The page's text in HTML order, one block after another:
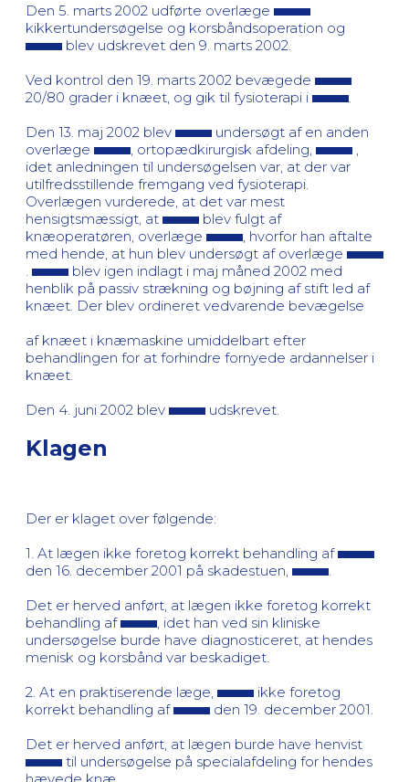
Den 5. marts 2002 udførte overlæge
kikkertundersøgelse og korsbåndsoperation og
blev udskrevet den 9. marts 2002.
Ved kontrol den 19. marts 2002 bevægede
20/80 grader i knæet, og gik til fysioterapi i
Den 13. maj 2002 blev
undersøgt af en anden
overlæge
, ortopædkirurgisk afdeling,
idet anledningen til undersøgelsen var, at der var
utilfredsstillende fremgang ved fysioterapi.
Overlægen vurderede, at det var mest
hensigtsmæssigt, at
blev fulgt af
knæoperatøren, overlæge
, hvorfor han aftalte
med hende, at hun blev undersøgt af overlæge
blev igen indlagt i maj måned 2002 med
henblik på passiv strækning og bøjning af stift led af
knæet. Der blev ordineret vedvarende bevægelse
af knæet i knæmaskine umiddelbart efter
behandlingen for at forhindre fornyede ardannelser i
knæet.
Den 4. juni 2002 blev
udskrevet.
Klagen
Der er klaget over følgende:
1. At lægen ikke foretog korrekt behandling af
den 16. december 2001 på skadestuen,
Det er herved anført, at lægen ikke foretog korrekt
behandling af
, idet han ved sin kliniske
undersøgelse burde have diagnosticeret, at hendes
menisk og korsbånd var beskadiget.
2. At en praktiserende læge,
ikke foretog
korrekt behandling af
den 19. december 2001.
Det er herved anført, at lægen burde have henvist
til undersøgelse på specialafdeling for hendes
hævede knæ.